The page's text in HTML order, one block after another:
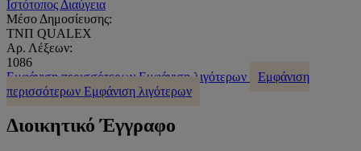
Ιστότοπος Διαύγεια
Μέσο Δημοσίευσης:
ΤΝΠ QUALEX
Αρ. Λέξεων:
1086
Εμφάνιση περισσότερων Εμφάνιση λιγότερων
Εμφάνιση
περισσότερων Εμφάνιση λιγότερων
Διοικητικό Έγγραφο